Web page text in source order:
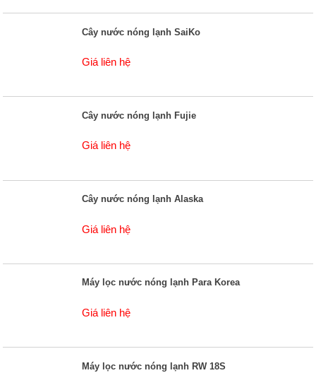
Cây nước nóng lạnh SaiKo
Giá liên hệ
Cây nước nóng lạnh Fujie
Giá liên hệ
Cây nước nóng lạnh Alaska
Giá liên hệ
Máy lọc nước nóng lạnh Para Korea
Giá liên hệ
Máy lọc nước nóng lạnh RW 18S